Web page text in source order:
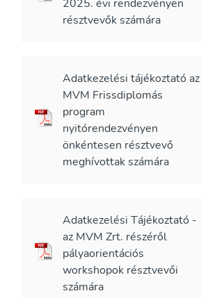
2025. évi rendezvényen
résztvevők számára
Adatkezelési tájékoztató az
MVM Frissdiplomás
program
nyitórendezvényen
önkéntesen résztvevő
meghívottak számára
Adatkezelési Tájékoztató -
az MVM Zrt. részéről
pályaorientációs
workshopok résztvevői
számára